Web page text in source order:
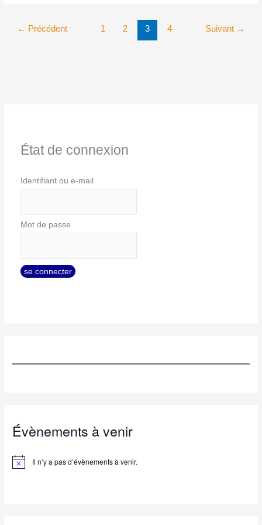
← Précédent 1 2 3 4 Suivant →
État de connexion
Identifiant ou e-mail
Mot de passe
Évènements à venir
N
Il n’y a pas d’évènements à venir.